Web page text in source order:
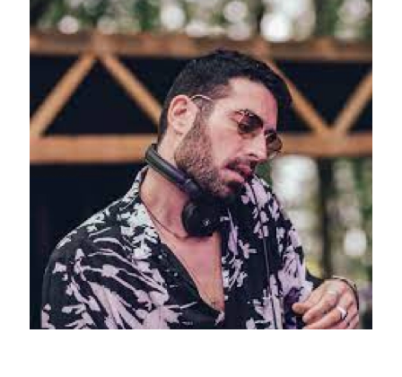
tickets
le sucre max
partenariats
privatisations